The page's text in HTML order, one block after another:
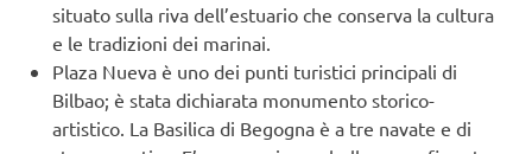
situato sulla riva dell’estuario che conserva la cultura
e le tradizioni dei marinai.
Plaza Nueva è uno dei punti turistici principali di
Bilbao; è stata dichiarata monumento storico-
artistico. La Basilica di Begogna è a tre navate e di